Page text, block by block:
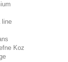
line
Koz